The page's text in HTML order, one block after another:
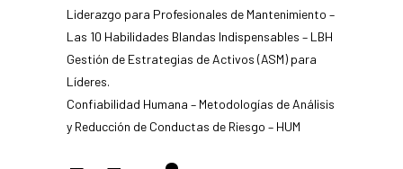
Liderazgo para Profesionales de Mantenimiento –
Las 10 Habilidades Blandas Indispensables – LBH
Gestión de Estrategias de Activos (ASM) para
Líderes.
Confiabilidad Humana – Metodologías de Análisis
y Reducción de Conductas de Riesgo – HUM